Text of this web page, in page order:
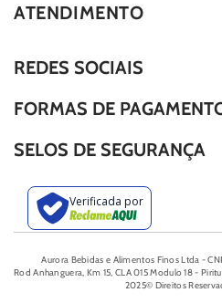
Nossa História
Editar Cookies
Duvidas Frequentes
ATENDIMENTO
REDES SOCIAIS
FORMAS DE
SELOS DE SEGURANÇA
Aurora Bebidas e Alimentos Finos Ltda -
Rod Anhanguera, Km 15, CLA 015 Modulo 18 -
2025© Direitos